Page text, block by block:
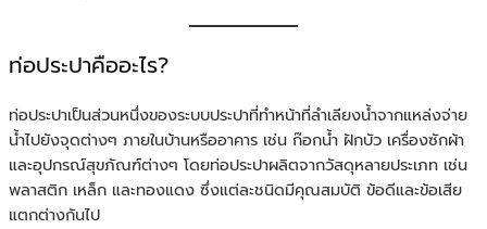
ท่อประปาคืออะไร?
ท่อประปาเป็นส่วนหนึ่งของระบบประปาที่ทำหน้าที่ลำเลียงน้ำจากแหล่งจ่าย
น้ำไปยังจุดต่างๆ ภายในบ้านหรืออาคาร เช่น ก๊อกน้ำ ฝักบัว เครื่องซักผ้า
และอุปกรณ์สุขภัณฑ์ต่างๆ โดยท่อประปาผลิตจากวัสดุหลายประเภท เช่น
พลาสติก เหล็ก และทองแดง ซึ่งแต่ละชนิดมีคุณสมบัติ ข้อดีและข้อเสีย
แตกต่างกันไป